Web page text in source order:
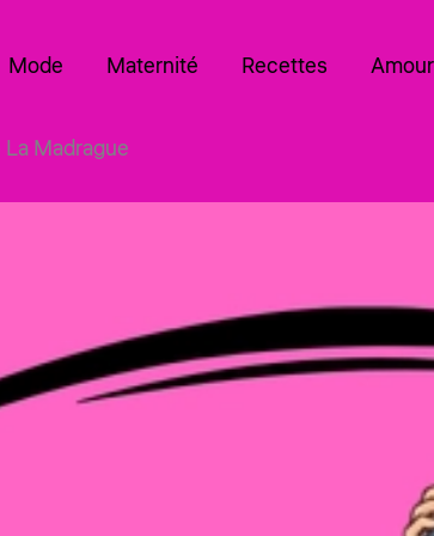
Mode Maternité Recettes Amour
Madrague